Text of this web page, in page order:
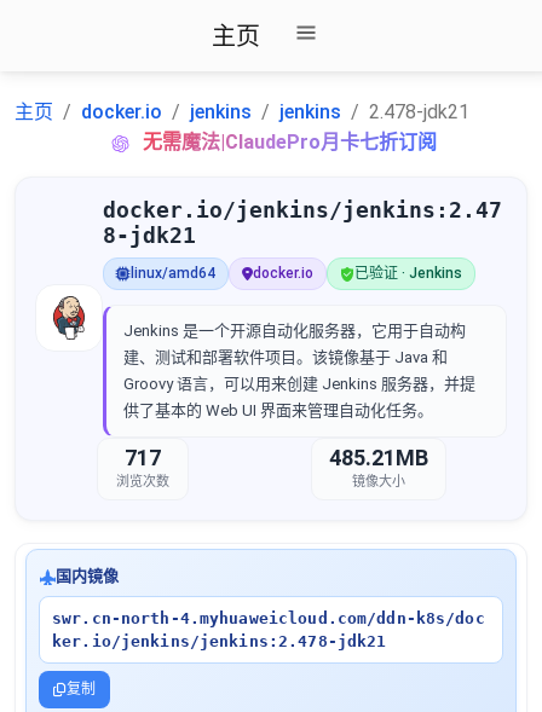
主页
主页 docker.io jenkins jenkins
2.478-jdk21
无需魔法|ClaudePro月卡七折订阅
docker.io/jenkins/jenkins:2.47
8-jdk21
linux/amd64 docker.io 已验证 · Jenkins
Jenkins 是一个开源自动化服务器，它用于自动构
建、测试和部署软件项目。该镜像基于 Java 和
Groovy 语言，可以用来创建 Jenkins 服务器，并提
供了基本的 Web UI 界面来管理自动化任务。
717
浏览次数
485.21MB
镜像大小
国内镜像
swr.cn-north-4.myhuaweicloud.com/ddn-k8s/doc
ker.io/jenkins/jenkins:2.478-jdk21
复制